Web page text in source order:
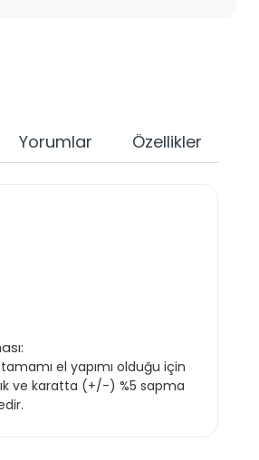
Yorumlar Özellikler
el yapımı olduğu için
ve karatta (+/-) %5 sapma